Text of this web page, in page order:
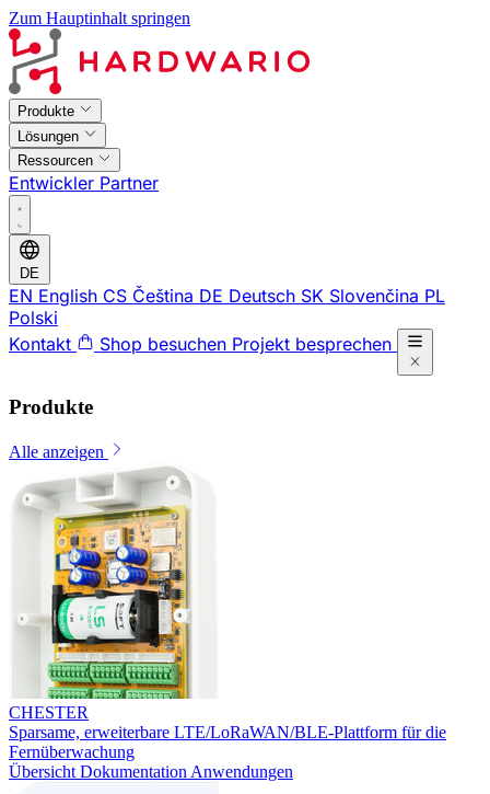
Zum Hauptinhalt springen
Produkte
Lösungen
Ressourcen
Entwickler Partner
DE
EN English CS Čeština DE Deutsch SK Slovenčina PL
Polski
Kontakt
Shop besuchen Projekt besprechen
Produkte
Alle anzeigen
CHESTER
Sparsame, erweiterbare LTE/LoRaWAN/BLE-Plattform für die
Fernüberwachung
Übersicht Dokumentation Anwendungen